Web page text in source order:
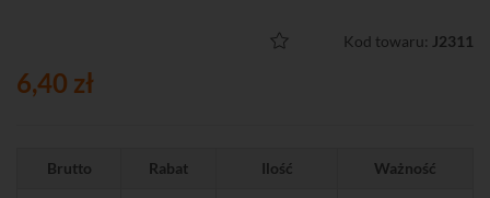
Kod towaru: J2311
6,40 zł
Brutto Rabat Ilość Ważność